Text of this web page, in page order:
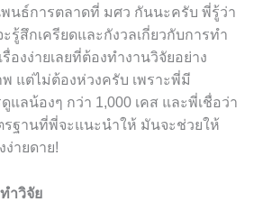
นธ์การตลาดที่ มศว กันนะครับ พี่รู้ว่า
รู้สึกเครียดและกังวลเกี่ยวกับการทำ
องง่ายเลยที่ต้องทำงานวิจัยอย่าง
แต่ไม่ต้องห่วงครับ เพราะพี่มี
ลน้องๆ กว่า 1,000 เคส และพี่เชื่อว่า
ฐานที่พี่จะแนะนำให้ มันจะช่วยให้
ง่ายดาย!
ำวิจัย